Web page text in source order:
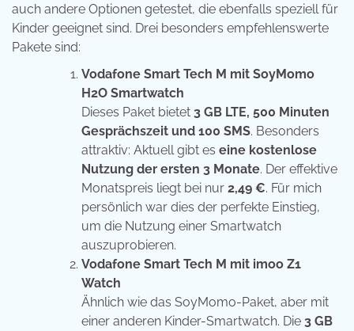
auch andere Optionen getestet, die ebenfalls speziell für
Kinder geeignet sind. Drei besonders empfehlenswerte
Pakete sind:
Vodafone Smart Tech M mit SoyMomo
H2O Smartwatch
Dieses Paket bietet 3 GB LTE, 500 Minuten
Gesprächszeit und 100 SMS. Besonders
attraktiv: Aktuell gibt es eine kostenlose
Nutzung der ersten 3 Monate. Der effektive
Monatspreis liegt bei nur 2,49 €. Für mich
persönlich war dies der perfekte Einstieg,
um die Nutzung einer Smartwatch
auszuprobieren.
Vodafone Smart Tech M mit imoo Z1
Watch
Ähnlich wie das SoyMomo-Paket, aber mit
einer anderen Kinder-Smartwatch. Die 3 GB